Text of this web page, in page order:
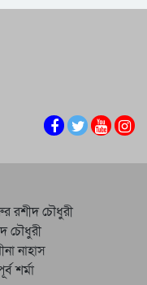
রশীদ চৌধুরী
চৌধুরী
নাহাস
শর্মা